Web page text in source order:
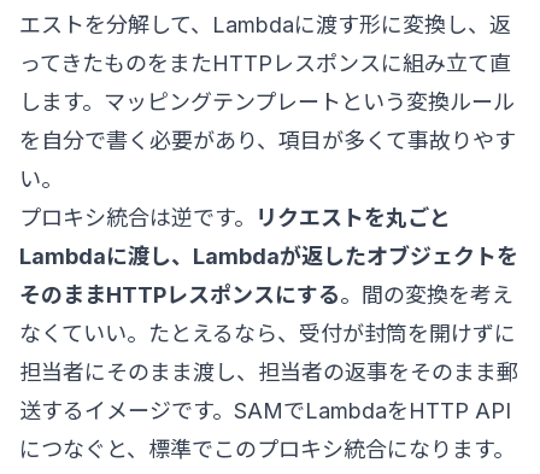
エストを分解して、Lambdaに渡す形に変換し、返
ってきたものをまたHTTPレスポンスに組み立て直
します。マッピングテンプレートという変換ルール
を自分で書く必要があり、項目が多くて事故りやす
い。
プロキシ統合は逆です。
リクエストを丸ごと
Lambdaに渡し、Lambdaが返したオブジェクトを
そのままHTTPレスポンスにする。間の変換を考え
なくていい。たとえるなら、受付が封筒を開けずに
担当者にそのまま渡し、担当者の返事をそのまま郵
送するイメージです。SAMでLambdaをHTTP API
につなぐと、標準でこのプロキシ統合になります。